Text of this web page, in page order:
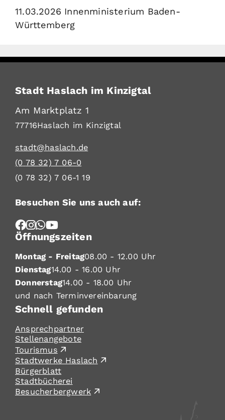
11.03.2026 Innenministerium Baden-
Württemberg
Stadt Haslach im Kinzigtal
Am Marktplatz 1
77716Haslach im Kinzigtal
stadt@haslach.de
(0 78 32) 7 06-0
(0 78 32) 7 06-1 19
Besuchen Sie uns auch auf:
Öffnungszeiten
Montag - Freitag08.00 - 12.00 Uhr
Dienstag14.00 - 16.00 Uhr
Donnerstag14.00 - 18.00 Uhr
und nach Terminvereinbarung
Schnell gefunden
Ansprechpartner
Stellenangebote
Tourismus
Stadtwerke Haslach
Bürgerblatt
Stadtbücherei
Besucherbergwerk